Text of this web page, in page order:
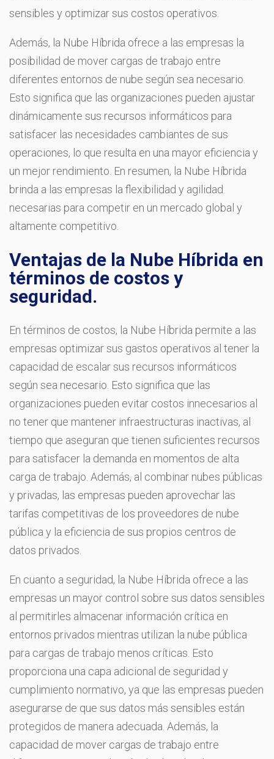
sensibles y optimizar sus costos operativos.
Además, la Nube Híbrida ofrece a las empresas la
posibilidad de mover cargas de trabajo entre
diferentes entornos de nube según sea necesario.
Esto significa que las organizaciones pueden ajustar
dinámicamente sus recursos informáticos para
satisfacer las necesidades cambiantes de sus
operaciones, lo que resulta en una mayor eficiencia y
un mejor rendimiento. En resumen, la Nube Híbrida
brinda a las empresas la flexibilidad y agilidad
necesarias para competir en un mercado global y
altamente competitivo.
Ventajas de la Nube Híbrida en
términos de costos y
seguridad.
En términos de costos, la Nube Híbrida permite a las
empresas optimizar sus gastos operativos al tener la
capacidad de escalar sus recursos informáticos
según sea necesario. Esto significa que las
organizaciones pueden evitar costos innecesarios al
no tener que mantener infraestructuras inactivas, al
tiempo que aseguran que tienen suficientes recursos
para satisfacer la demanda en momentos de alta
carga de trabajo. Además, al combinar nubes públicas
y privadas, las empresas pueden aprovechar las
tarifas competitivas de los proveedores de nube
pública y la eficiencia de sus propios centros de
datos privados.
En cuanto a seguridad, la Nube Híbrida ofrece a las
empresas un mayor control sobre sus datos sensibles
al permitirles almacenar información crítica en
entornos privados mientras utilizan la nube pública
para cargas de trabajo menos críticas. Esto
proporciona una capa adicional de seguridad y
cumplimiento normativo, ya que las empresas pueden
asegurarse de que sus datos más sensibles están
protegidos de manera adecuada. Además, la
capacidad de mover cargas de trabajo entre